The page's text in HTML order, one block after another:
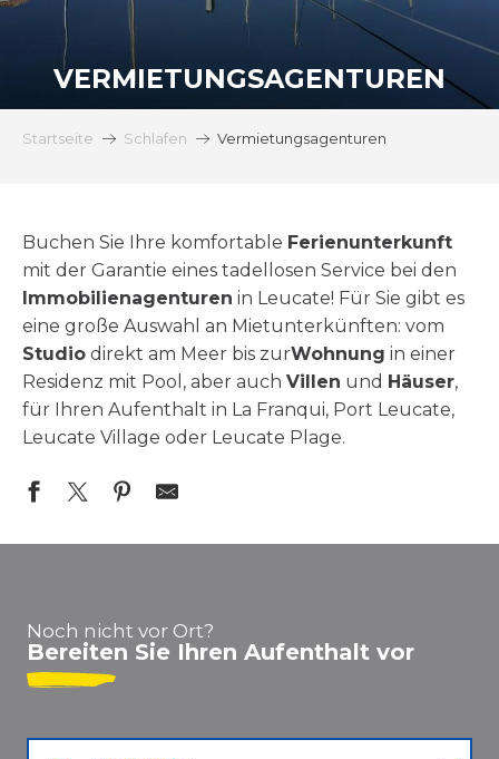
VERMIETUNGSAGENTUREN
Startseite Schlafen Vermietungsagenturen
Buchen Sie Ihre komfortable Ferienunterkunft
mit der Garantie eines tadellosen Service bei den
Immobilienagenturen in Leucate! Für Sie gibt es
eine große Auswahl an Mietunterkünften: vom
Studio direkt am Meer bis zurWohnung in einer
Residenz mit Pool, aber auch Villen und Häuser,
für Ihren Aufenthalt in La Franqui, Port Leucate,
Leucate Village oder Leucate Plage.
Agence Lolmede MOM Vacances
Port Leucate Immobilier
Noch nicht vor Ort?
Bereiten Sie Ihren Aufenthalt vor